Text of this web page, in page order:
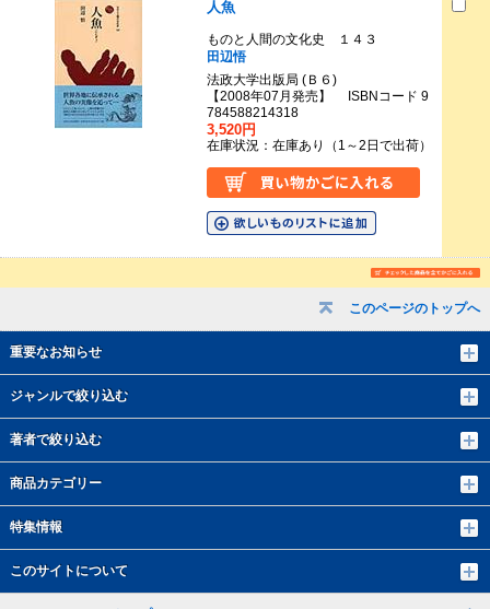
このページのトップへ
重要なお知らせ
ジャンルで絞り込む
著者で絞り込む
商品カテゴリー
特集情報
このサイトについて
人魚
ものと人間の文化史 １４３
田辺悟
法政大学出版局 (Ｂ６)
【2008年07月発売】 ISBNコード 9
784588214318
3,520円
在庫状況：在庫あり（1～2日で出荷）